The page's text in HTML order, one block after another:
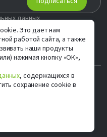
Это дает нам
работой сайта, а также
наши продукты
нажимая кнопку «ОК»,
, содержащихся в
сохранение cookie в
данных